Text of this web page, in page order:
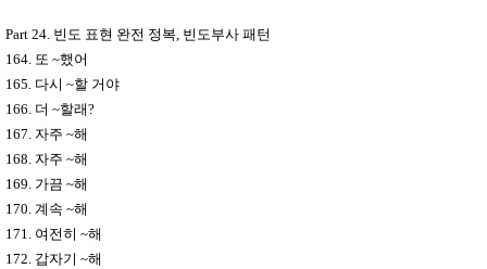
Part 24. 빈도 표현 완전 정복 빈도부사 패턴
164. 또 ~했어
165. 다시 ~할 거야
166. 더 ~할래?
167. 자주 ~해
168. 자주 ~해
169. 가끔 ~해
170. 계속 ~해
171. 여전히 ~해
172. 갑자기 ~해